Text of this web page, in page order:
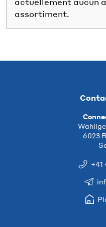
assortiment.
6023
+41